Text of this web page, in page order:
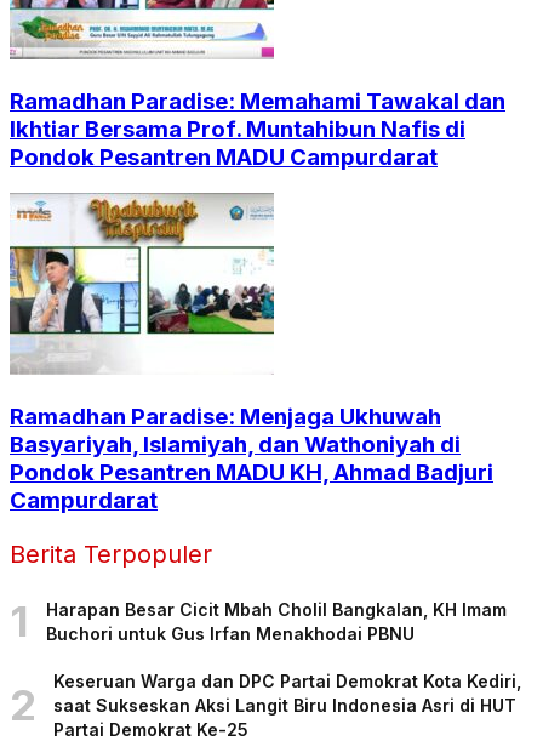
Ramadhan Paradise: Memahami Tawakal dan
Ikhtiar Bersama Prof. Muntahibun Nafis di
Pondok Pesantren MADU Campurdarat
Ramadhan Paradise: Menjaga Ukhuwah
Basyariyah, Islamiyah, dan Wathoniyah di
Pondok Pesantren MADU KH, Ahmad Badjuri
Campurdarat
Berita Terpopuler
1
Harapan Besar Cicit Mbah Cholil Bangkalan, KH Imam
Buchori untuk Gus Irfan Menakhodai PBNU
2
Keseruan Warga dan DPC Partai Demokrat Kota Kediri,
saat Sukseskan Aksi Langit Biru Indonesia Asri di HUT
Partai Demokrat Ke-25